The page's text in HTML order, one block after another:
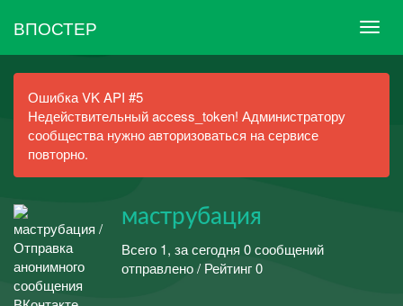
ВПОСТЕР
Ошибка VK API #5
Недействительный access_token! Администратору
сообщества нужно авторизоваться на сервисе
повторно.
маструбация
Всего 1, за сегодня 0 сообщений
отправлено / Рейтинг 0